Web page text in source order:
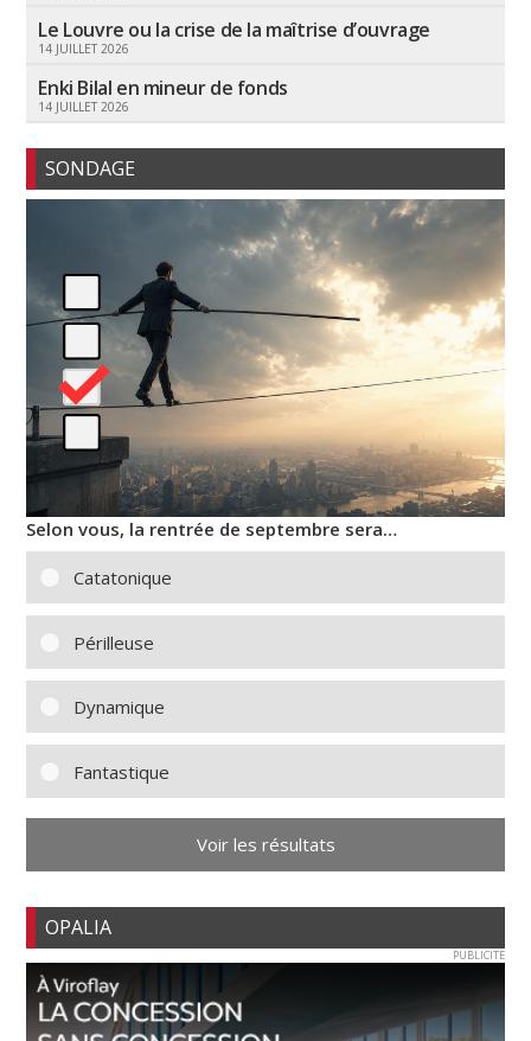
Le Louvre ou la crise de la maîtrise d’ouvrage
14 JUILLET 2026
Enki Bilal en mineur de fonds
14 JUILLET 2026
SONDAGE
Selon vous, la rentrée de septembre sera…
Catatonique
Périlleuse
Dynamique
Fantastique
Voir les résultats
OPALIA
PUBLICITE